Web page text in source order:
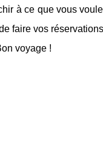
à ce que vous
faire vos
voyage !